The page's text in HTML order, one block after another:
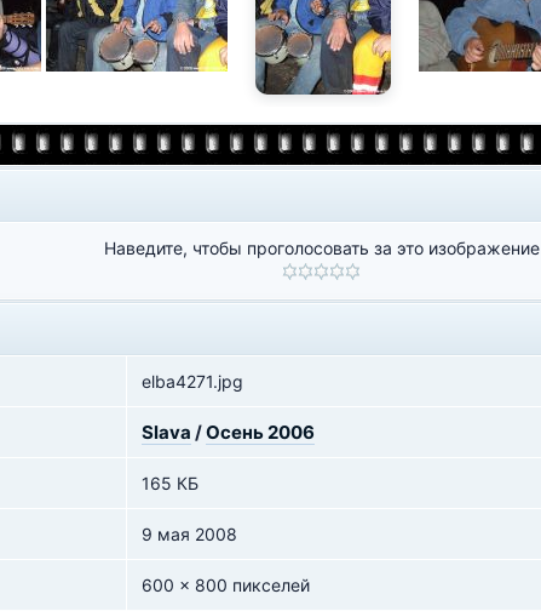
Наведите, чтобы проголосовать за это изображение
elba4271.jpg
Slava /Осень 2006
165 КБ
9 мая 2008
600 x 800 пикселей